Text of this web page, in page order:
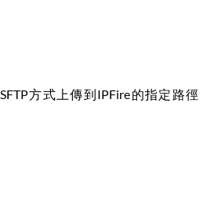
方式上傳到IPFire的指定路徑